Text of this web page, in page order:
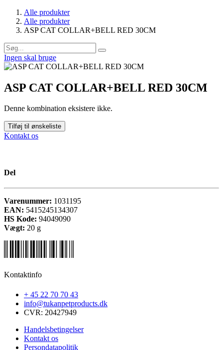
Alle produkter
Alle produkter
ASP CAT COLLAR+BELL RED 30CM
Ingen skal bruge
ASP CAT COLLAR+BELL RED 30CM
Denne kombination eksistere ikke.
Tilføj til ønskeliste
Kontakt os
Del
Varenummer: 1031195
EAN: 5415245134307
HS Kode: 94049090
Vægt: 20 g
Kontaktinfo
+ 45 22 70 70 43
info@tukanpetproducts.dk
CVR: 20427949
Handelsbetingelser
Kontakt os
Persondatapolitik